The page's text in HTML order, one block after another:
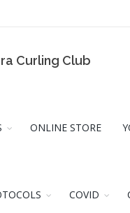
Curling Club
ONLINE STORE
COVID